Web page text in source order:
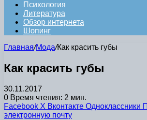
Психология
Литература
Обзор интернета
Шопинг
Главная/Мода/Как красить губы
Как красить губы
30.11.2017
0 Время чтения: 2 мин.
Facebook X Вконтакте Одноклассники
электронную почту